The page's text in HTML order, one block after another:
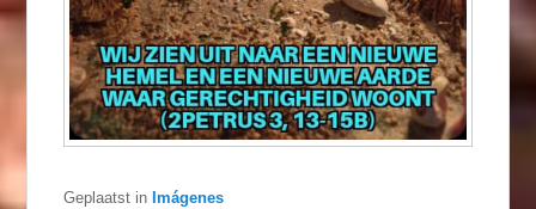
Geplaatst in Imágenes